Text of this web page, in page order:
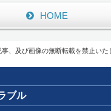
HOME
、及び画像の無断転載を禁止いた
ブル